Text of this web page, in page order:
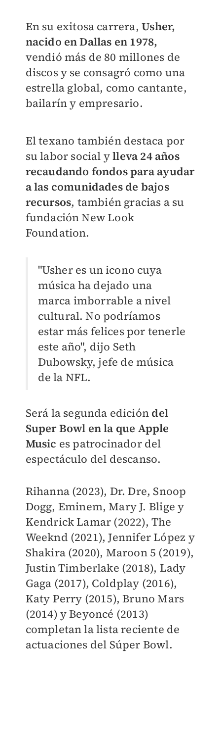
En su exitosa carrera,Usher,
nacido en Dallas en 1978,
vendió más de 80 millones de
discos y se consagró como una
estrella global, como cantante,
bailarín y empresario.
El texano también destaca por
su labor social ylleva 24 años
recaudando fondos para ayudar
a las comunidades de bajos
recursos, también gracias a su
fundación New Look
Foundation.
"Usher es un icono cuya
música ha dejado una
marca imborrable a nivel
cultural. No podríamos
estar más felices por tenerle
este año", dijo Seth
Dubowsky, jefe de música
de la NFL.
Será la segunda edición del
Super Bowl en la que Apple
Music es patrocinador del
espectáculo del descanso.
Rihanna (2023), Dr. Dre, Snoop
Dogg, Eminem, Mary J. Blige y
Kendrick Lamar (2022), The
Weeknd (2021), Jennifer López y
Shakira (2020), Maroon 5 (2019),
Justin Timberlake (2018), Lady
Gaga (2017), Coldplay (2016),
Katy Perry (2015), Bruno Mars
(2014) y Beyoncé (2013)
completan la lista reciente de
actuaciones del Súper Bowl.